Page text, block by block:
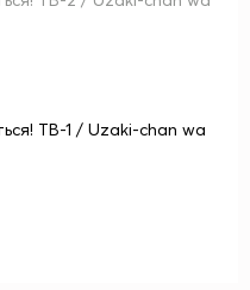
ТВ-1 / Uzaki-chan wa